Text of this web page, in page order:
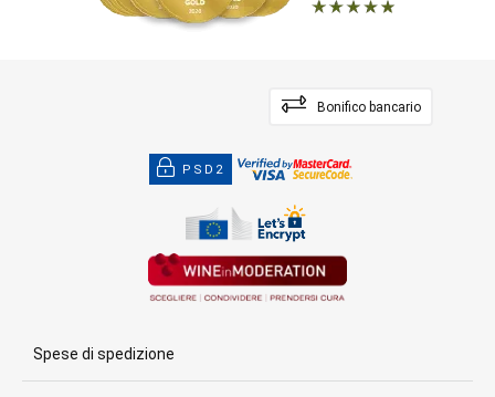
Bonifico bancario
PSD2
Spese di spedizione